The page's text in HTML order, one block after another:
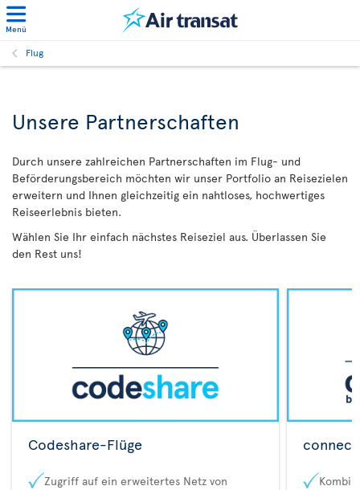
Menü
Flug
Unsere Partnerschaften
Durch unsere zahlreichen Partnerschaften im Flug- und
Beförderungsbereich möchten wir unser Portfolio an Reisezielen
erweitern und Ihnen gleichzeitig ein nahtloses, hochwertiges
Reiseerlebnis bieten.
Wählen Sie Ihr einfach nächstes Reiseziel aus. Überlassen Sie
den Rest uns!
Codeshare-Flüge
Zugriff auf ein erweitertes Netz von